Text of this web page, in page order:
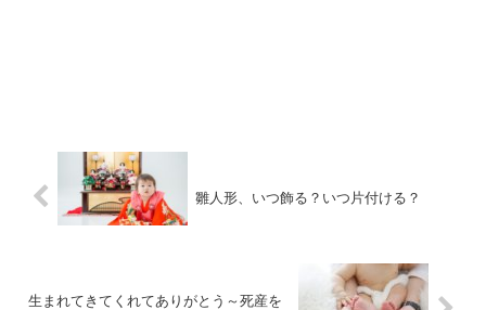
雛人形、いつ飾る？いつ片付ける？
生まれてきてくれてありがとう～死産を